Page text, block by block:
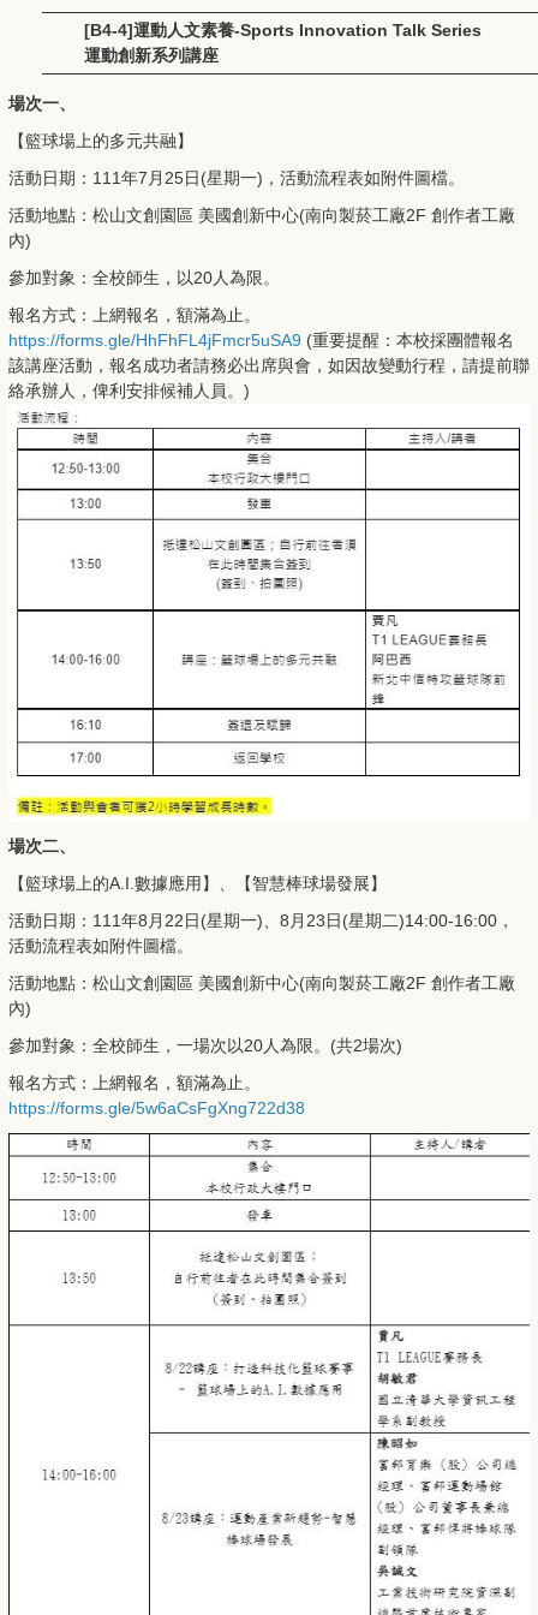
[B4-4]運動人文素養-Sports Innovation Talk Series
運動創新系列講座
場次一、
【籃球場上的多元共融】
活動日期：111年7月25日(星期一)，活動流程表如附件圖檔。
活動地點：松山文創園區 美國創新中心(南向製菸工廠2F 創作者工廠
內)
參加對象：全校師生，以20人為限。
報名方式：上網報名，額滿為止。
https://forms.gle/HhFhFL4jFmcr5uSA9 (重要提醒：本校採團體報名
該講座活動，報名成功者請務必出席與會，如因故變動行程，請提前聯
絡承辦人，俾利安排候補人員。)
場次二、
【籃球場上的A.I.數據應用】、【智慧棒球場發展】
活動日期：111年8月22日(星期一)、8月23日(星期二)14:00-16:00，
活動流程表如附件圖檔。
活動地點：松山文創園區 美國創新中心(南向製菸工廠2F 創作者工廠
內)
參加對象：全校師生，一場次以20人為限。(共2場次)
報名方式：上網報名，額滿為止。
https://forms.gle/5w6aCsFgXng722d38